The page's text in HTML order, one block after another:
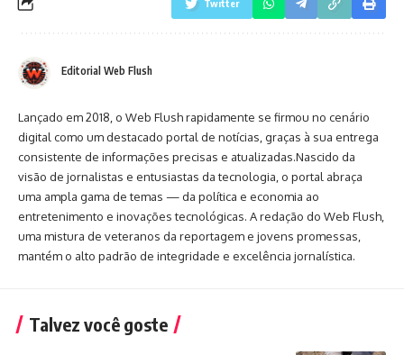
Twitter
Editorial Web Flush
Lançado em 2018, o Web Flush rapidamente se firmou no cenário
digital como um destacado portal de notícias, graças à sua entrega
consistente de informações precisas e atualizadas.Nascido da
visão de jornalistas e entusiastas da tecnologia, o portal abraça
uma ampla gama de temas — da política e economia ao
entretenimento e inovações tecnológicas. A redação do Web Flush,
uma mistura de veteranos da reportagem e jovens promessas,
mantém o alto padrão de integridade e excelência jornalística.
Talvez você goste